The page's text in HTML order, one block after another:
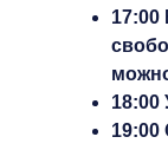
17:00
18:00